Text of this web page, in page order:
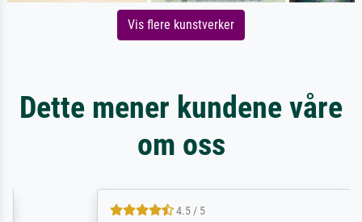
Vis flere kunstverker
Dette mener kundene våre
om oss
4.5 / 5